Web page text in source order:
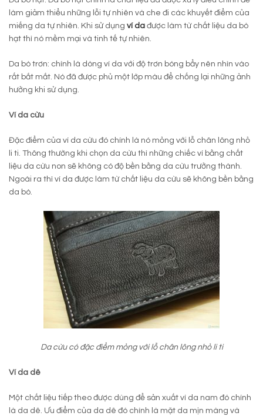
làm giảm thiểu những lỗi tự nhiên và che đi các khuyết điểm của
miếng da tự nhiên. Khi sử dụng ví da được làm từ chất liệu da bò
hạt thì nó mềm mại và tinh tế tự nhiên.
Da bò trơn: chính là dòng ví da với độ trơn bóng bẩy nên nhìn vào
rất bắt mắt. Nó đã được phủ một lớp màu để chống lại những ảnh
hưởng khi sử dụng.
Ví da cừu
Đặc điểm của ví da cừu đó chính là nó mỏng với lỗ chân lông nhỏ
li ti. Thông thường khi chọn da cừu thì những chiếc ví bằng chất
liệu da cừu non sẽ không có độ bền bằng da cừu trưởng thành.
Ngoài ra thì ví da được làm từ chất liệu da cừu sẽ không bền bằng
da bò.
Da cừu có đặc điểm mỏng với lỗ chân lông nhỏ li ti
Ví da dê
Một chất liệu tiếp theo được dùng để sản xuất ví da nam đó chính
là da dê. Ưu điểm của da dê đó chính là mặt da mịn màng và